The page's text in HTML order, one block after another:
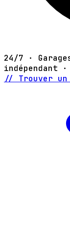
24/7 ·
indépendant
// Trouver un